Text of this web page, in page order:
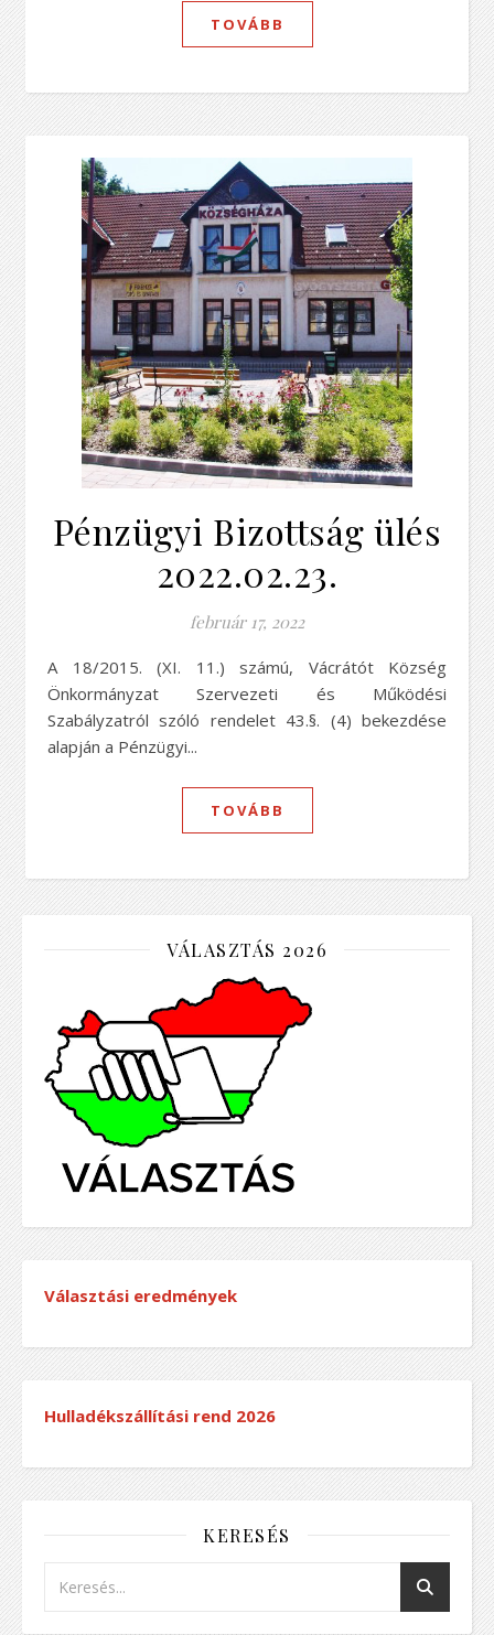
TOVÁBB
Pénzügyi Bizottság ülés
2022.02.23.
február 17, 2022
A 18/2015. (XI. 11.) számú, Vácrátót Község
Önkormányzat Szervezeti és Működési
Szabályzatról szóló rendelet 43.§. (4) bekezdése
alapján a Pénzügyi...
TOVÁBB
VÁLASZTÁS 2026
Választási eredmények
Hulladékszállítási rend 2026
KERESÉS